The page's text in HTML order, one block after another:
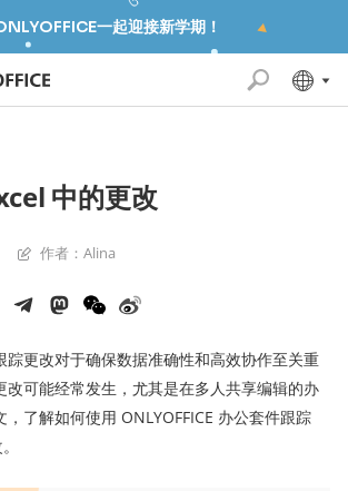
一起迎接新学期！
中的更改
作者：Alina
踪更改对于确保数据准确性和高效协作至关重
改可能经常发生，尤其是在多人共享编辑的办
了解如何使用 ONLYOFFICE 办公套件跟踪